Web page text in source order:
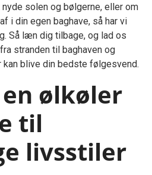
solen og bølgerne, eller om
i din egen baghave, så har vi
Så læn dig tilbage, og lad os
stranden til baghaven og
kan blive din bedste følgesvend.
ølkøler
til
livsstiler